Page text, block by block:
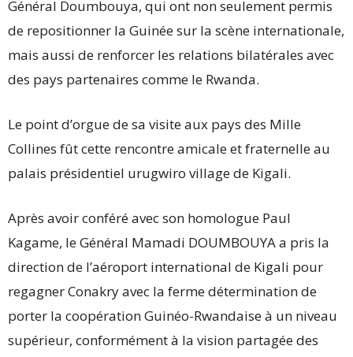
Général Doumbouya, qui ont non seulement permis
de repositionner la Guinée sur la scène internationale,
mais aussi de renforcer les relations bilatérales avec
des pays partenaires comme le Rwanda.
Le point d’orgue de sa visite aux pays des Mille
Collines fût cette rencontre amicale et fraternelle au
palais présidentiel urugwiro village de Kigali.
Après avoir conféré avec son homologue Paul
Kagame, le Général Mamadi DOUMBOUYA a pris la
direction de l’aéroport international de Kigali pour
regagner Conakry avec la ferme détermination de
porter la coopération Guinéo-Rwandaise à un niveau
supérieur, conformément à la vision partagée des